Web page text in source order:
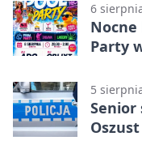
6
Nocne
Party
5
Senior